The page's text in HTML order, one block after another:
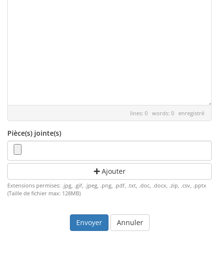
lines: 0 words: 0 enregistré
Pièce(s) jointe(s)
Ajouter
Extensions permises: .jpg, .gif, .jpeg, .png, .pdf, .txt, .doc, .docx, .zip, .csv, .pptx
(Taille de fichier max: 128MB)
Annuler